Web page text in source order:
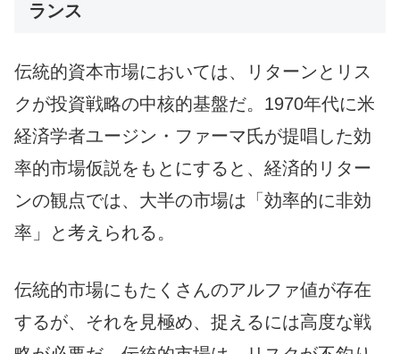
ランス
伝統的資本市場においては、リターンとリス
クが投資戦略の中核的基盤だ。1970年代に米
経済学者ユージン・ファーマ氏が提唱した効
率的市場仮説をもとにすると、経済的リター
ンの観点では、大半の市場は「効率的に非効
率」と考えられる。
伝統的市場にもたくさんのアルファ値が存在
するが、それを見極め、捉えるには高度な戦